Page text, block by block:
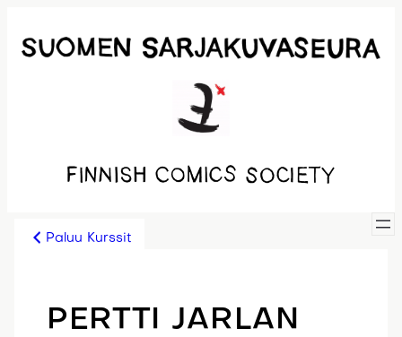
sisältöön
Paluu Kurssit
PERTTI JARLAN